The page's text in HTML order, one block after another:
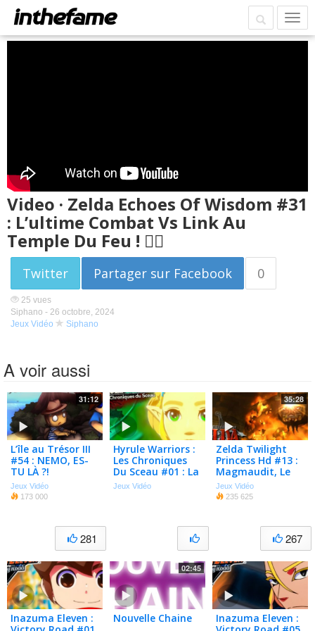
Video · Zelda Echoes Of Wisdom #31
: L’ultime Combat Vs Link Au
Temple Du Feu ! 🧚‍♀️
Twitter Partager sur Facebook 0
25 vues
Siphano - 26 octobre, 2024
Jeux Vidéo
Siphano
A voir aussi
31:12
L’île au Trésor III
#54 : NEMO, ES-
TU LÀ ?!
Jeux Vidéo
173 000
281
Hyrule Warriors :
Les Chroniques
Du Sceau #01 : La
Suite De Zelda
Jeux Vidéo
35:28
Zelda Twilight
Princess Hd #13 :
Magmaudit, Le
Chef Goron !
Jeux Vidéo
235 625
267
Inazuma Eleven :
02:45
Nouvelle Chaine
Inazuma Eleven :